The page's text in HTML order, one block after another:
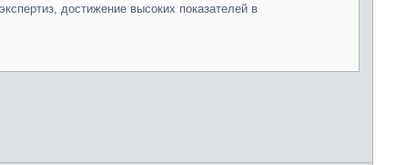
достижение высоких показателей в